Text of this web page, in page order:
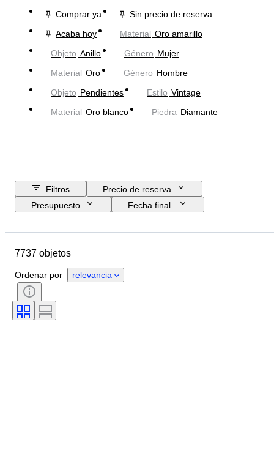
Comprar ya
Sin precio de reserva
Acaba hoy
Material Oro amarillo
Objeto Anillo Género Mujer
Material Oro Género Hombre
Objeto Pendientes Estilo Vintage
Material Oro blanco Piedra Diamante
Filtros
Precio de reserva
Presupuesto
Fecha final
Género
Certificado
Ley
Corte
Pureza
Grado de color
Tamaño del artículo
7737 objetos
Ordenar por relevancia